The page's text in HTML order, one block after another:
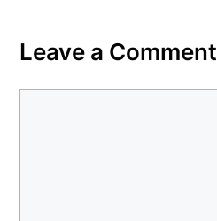
Leave a Comment